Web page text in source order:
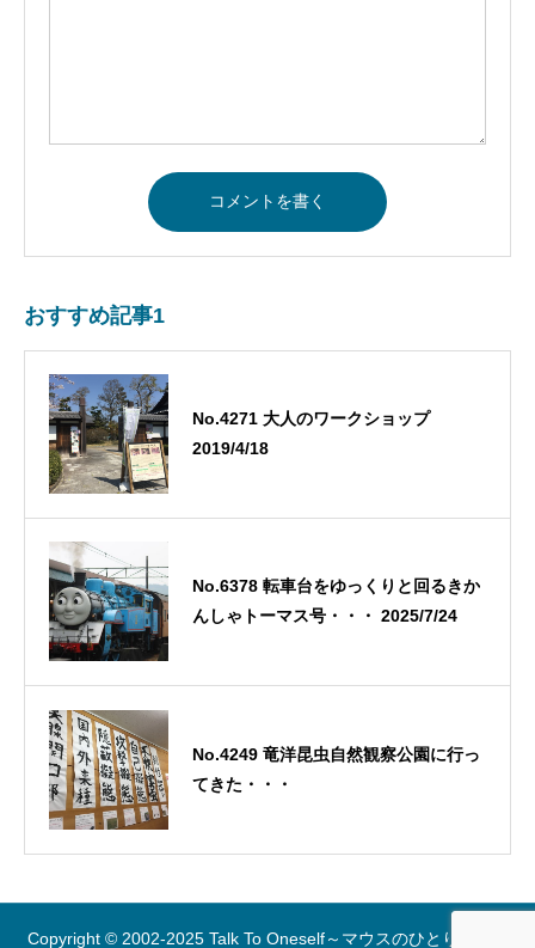
おすすめ記事1
No.4271 大人のワークショップ
2019/4/18
No.6378 転車台をゆっくりと回るきか
んしゃトーマス号・・・ 2025/7/24
No.4249 竜洋昆虫自然観察公園に行っ
てきた・・・
Copyright © 2002-2025 Talk To Oneself～マウスのひとりごと～